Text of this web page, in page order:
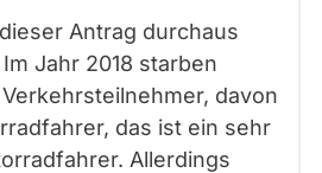
Antrag durchaus
Jahr 2018 starben
davon
das ist ein sehr
Allerdings